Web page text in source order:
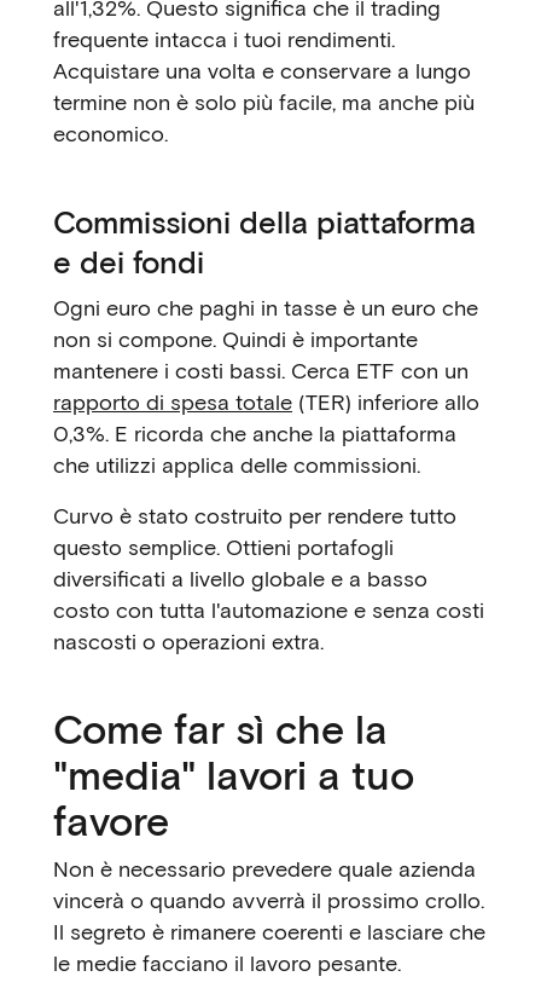
all'1,32%. Questo significa che il trading
frequente intacca i tuoi rendimenti.
Acquistare una volta e conservare a lungo
termine non è solo più facile, ma anche più
economico.
Commissioni della piattaforma
e dei fondi
Ogni euro che paghi in tasse è un euro che
non si compone. Quindi è importante
mantenere i costi bassi. Cerca ETF con un
rapporto di spesa totale (TER) inferiore allo
0,3%. E ricorda che anche la piattaforma
che utilizzi applica delle commissioni.
Curvo è stato costruito per rendere tutto
questo semplice. Ottieni portafogli
diversificati a livello globale e a basso
costo con tutta l'automazione e senza costi
nascosti o operazioni extra.
Come far sì che la
"media" lavori a tuo
favore
Non è necessario prevedere quale azienda
vincerà o quando avverrà il prossimo crollo.
Il segreto è rimanere coerenti e lasciare che
le medie facciano il lavoro pesante.